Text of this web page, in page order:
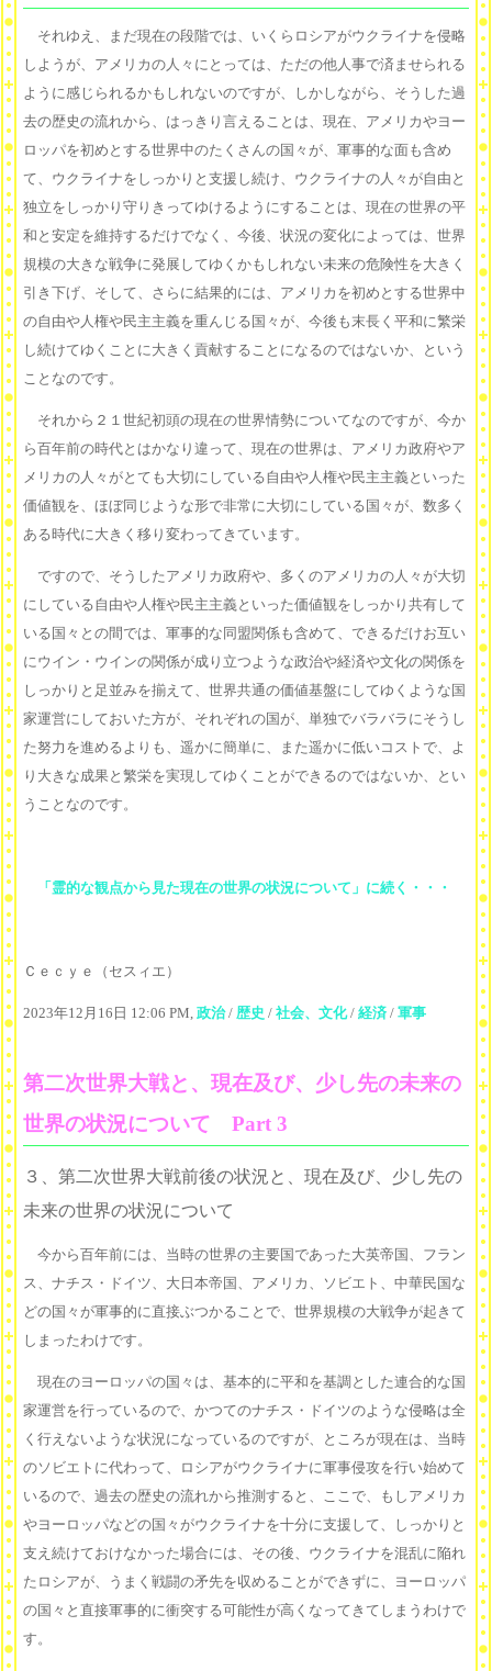
それゆえ、まだ現在の段階では、いくらロシアがウクライナを侵略
しようが、アメリカの人々にとっては、ただの他人事で済ませられる
ように感じられるかもしれないのですが、しかしながら、そうした過
去の歴史の流れから、はっきり言えることは、現在、アメリカやヨー
ロッパを初めとする世界中のたくさんの国々が、軍事的な面も含め
て、ウクライナをしっかりと支援し続け、ウクライナの人々が自由と
独立をしっかり守りきってゆけるようにすることは、現在の世界の平
和と安定を維持するだけでなく、今後、状況の変化によっては、世界
規模の大きな戦争に発展してゆくかもしれない未来の危険性を大きく
引き下げ、そして、さらに結果的には、アメリカを初めとする世界中
の自由や人権や民主主義を重んじる国々が、今後も末長く平和に繁栄
し続けてゆくことに大きく貢献することになるのではないか、という
ことなのです。
それから２１世紀初頭の現在の世界情勢についてなのですが、今か
ら百年前の時代とはかなり違って、現在の世界は、アメリカ政府やア
メリカの人々がとても大切にしている自由や人権や民主主義といった
価値観を、ほぼ同じような形で非常に大切にしている国々が、数多く
ある時代に大きく移り変わってきています。
ですので、そうしたアメリカ政府や、多くのアメリカの人々が大切
にしている自由や人権や民主主義といった価値観をしっかり共有して
いる国々との間では、軍事的な同盟関係も含めて、できるだけお互い
にウイン・ウインの関係が成り立つような政治や経済や文化の関係を
しっかりと足並みを揃えて、世界共通の価値基盤にしてゆくような国
家運営にしておいた方が、それぞれの国が、単独でバラバラにそうし
た努力を進めるよりも、遥かに簡単に、また遥かに低いコストで、よ
り大きな成果と繁栄を実現してゆくことができるのではないか、とい
うことなのです。
「霊的な観点から見た現在の世界の状況について」に続く・・・
Ｃｅｃｙｅ（セスィエ）
2023年12月16日 12:06 PM, 政治/ 歴史 / 社会、文化/ 経済 / 軍事
第二次世界大戦と、現在及び、少し先の未来の
世界の状況について Part 3
３、第二次世界大戦前後の状況と、現在及び、少し先の
未来の世界の状況について
今から百年前には、当時の世界の主要国であった大英帝国、フラン
ス、ナチス・ドイツ、大日本帝国、アメリカ、ソビエト、中華民国な
どの国々が軍事的に直接ぶつかることで、世界規模の大戦争が起きて
しまったわけです。
現在のヨーロッパの国々は、基本的に平和を基調とした連合的な国
家運営を行っているので、かつてのナチス・ドイツのような侵略は全
く行えないような状況になっているのですが、ところが現在は、当時
のソビエトに代わって、ロシアがウクライナに軍事侵攻を行い始めて
いるので、過去の歴史の流れから推測すると、ここで、もしアメリカ
やヨーロッパなどの国々がウクライナを十分に支援して、しっかりと
支え続けておけなかった場合には、その後、ウクライナを混乱に陥れ
たロシアが、うまく戦闘の矛先を収めることができずに、ヨーロッパ
の国々と直接軍事的に衝突する可能性が高くなってきてしまうわけで
す。